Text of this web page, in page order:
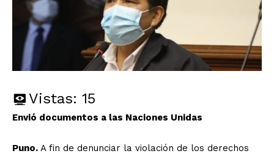
Vistas: 15
Envió documentos a las Naciones Unidas
Puno. A fin de denunciar la violación de los derechos